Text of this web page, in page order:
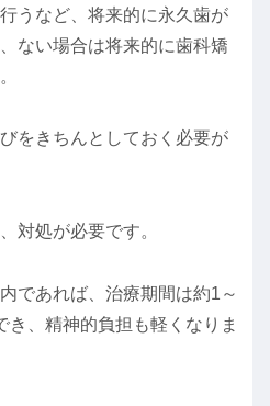
うなど、将来的に永久歯が
ない場合は将来的に歯科矯
をきちんとしておく必要が
対処が必要です。
であれば、治療期間は約1～
き、精神的負担も軽くなりま